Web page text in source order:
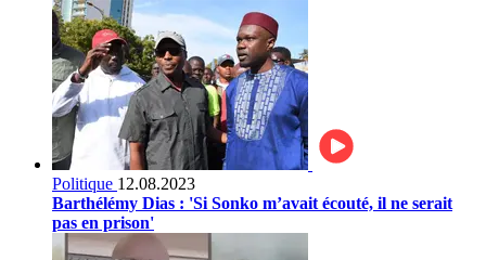
Politique 12.08.2023
Barthélémy Dias : 'Si Sonko m’avait écouté, il ne serait
pas en prison'